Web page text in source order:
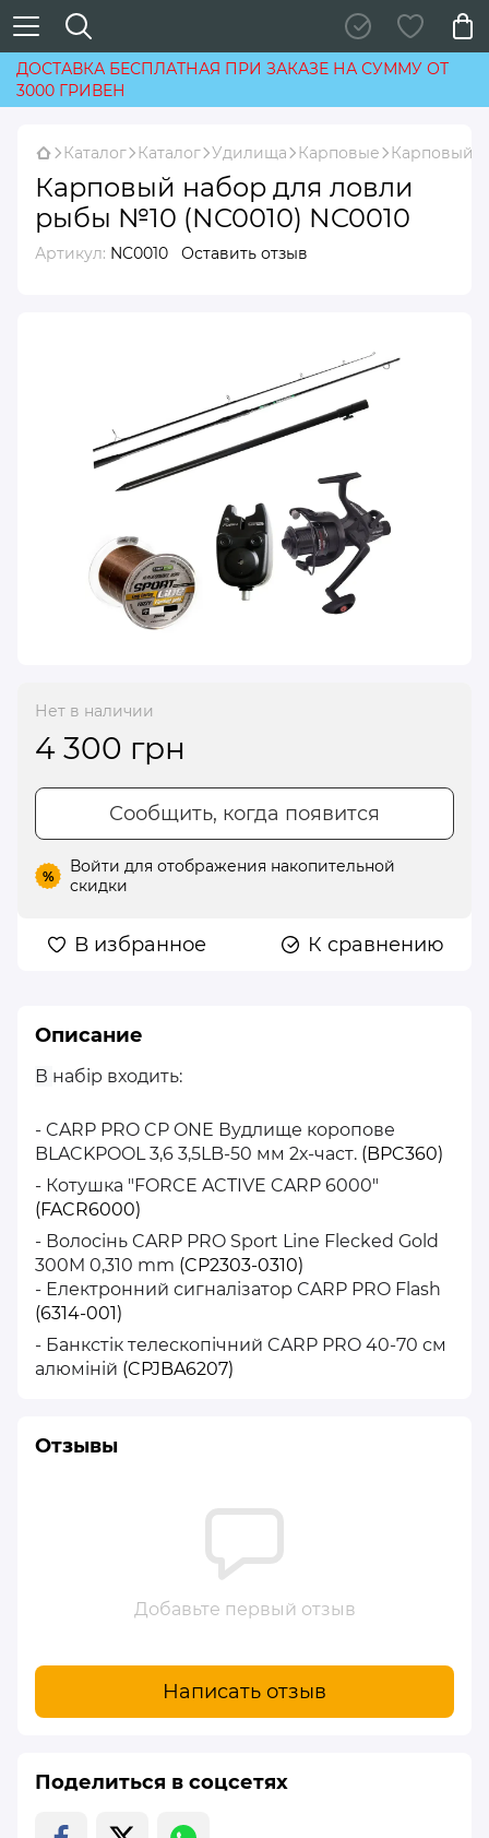
ДОСТАВКА БЕСПЛАТНАЯ ПРИ ЗАКАЗЕ НА СУММУ ОТ
3000 ГРИВЕН
Каталог Каталог Удилища Карповые Карповый
Карповый набор для ловли
рыбы №10 (NC0010) NC0010
Артикул: NC0010 Оставить отзыв
Нет в наличии
4 300 грн
Сообщить, когда появится
% Войти для отображения накопительной
скидки
В избранное К сравнению
Описание
В набір входить:
- CARP PRO CP ONE Вудлище коропове
BLACKPOOL 3,6 3,5LB-50 мм 2х-част. (BPC360)
- Котушка "FORCE ACTIVE CARP 6000"
(FACR6000)
- Волосiнь CARP PRO Sport Line Flecked Gold
300M 0,310 mm (CP2303-0310)
- Електронний сигналiзатор CARP PRO Flash
(6314-001)
- Банкстiк телескопiчний CARP PRO 40-70 см
алюмiнiй (CPJBA6207)
Отзывы
Добавьте первый отзыв
Написать отзыв
Поделиться в соцсетях